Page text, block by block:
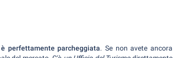
perfettamente parcheggiata. Se non avete ancora